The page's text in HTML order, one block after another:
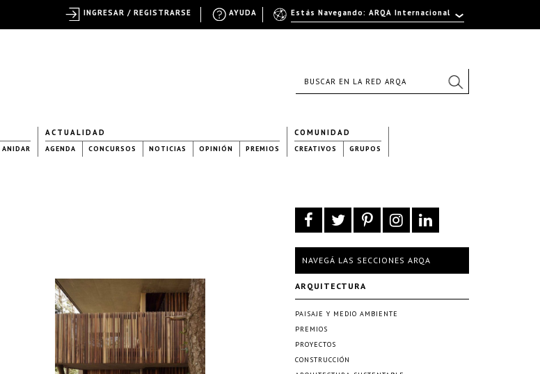
ANIDAR
ACTUALIDAD
AGENDA CONCURSOS NOTICIAS OPINIÓN PREMIOS
COMUNIDAD
CREATIVOS GRUPOS
NAVEGÁ LAS SECCIONES ARQA
ARQUITECTURA
PAISAJE Y MEDIO AMBIENTE
PREMIOS
PROYECTOS
CONSTRUCCIÓN
Estás Navegando: ARQA Internacional
AYUDA
INGRESAR / REGISTRARSE